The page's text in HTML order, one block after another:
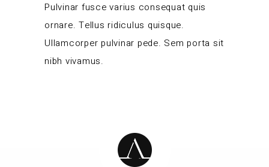
Pulvinar fusce varius consequat quis
ornare. Tellus ridiculus quisque.
Ullamcorper pulvinar pede. Sem porta sit
nibh vivamus.